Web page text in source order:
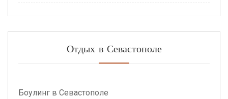
Отдых в Севастополе
Боулинг в Севастополе